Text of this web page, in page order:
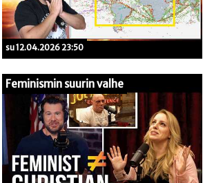
su 12.04.2026 23:50
Feminismin suurin valhe